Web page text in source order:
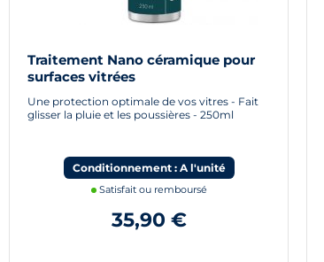
Traitement Nano céramique pour
surfaces vitrées
Une protection optimale de vos vitres - Fait
glisser la pluie et les poussières - 250ml
Conditionnement : A l'unité
Satisfait ou remboursé
35,90 €